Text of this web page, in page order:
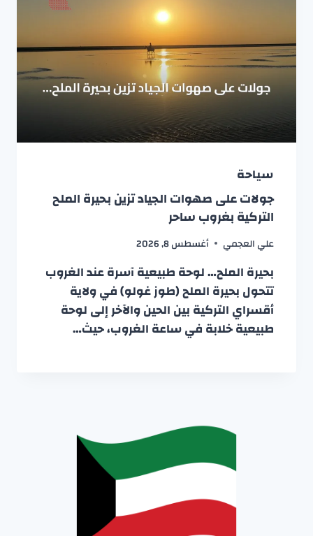
سياحة
جولات على صهوات الجياد تزين بحيرة الملح
التركية بغروب ساحر
علي العجمي أغسطس 8, 2026
بحيرة الملح… لوحة طبيعية آسرة عند الغروب
تتحول بحيرة الملح (طوز غولو) في ولاية
أقسراي التركية بين الحين والآخر إلى لوحة
طبيعية خلابة في ساعة الغروب، حيث…